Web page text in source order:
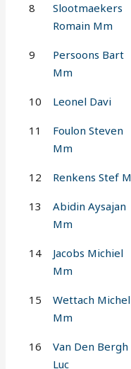
8
Slootmaekers
Romain Mm
9
Persoons Bart
Mm
10 Leonel Davi
11
Foulon Steven
Mm
12 Renkens Stef M
13
Abidin Aysajan
Mm
14
Jacobs Michiel
Mm
15
Wettach Michel
Mm
16
Van Den Bergh
Luc